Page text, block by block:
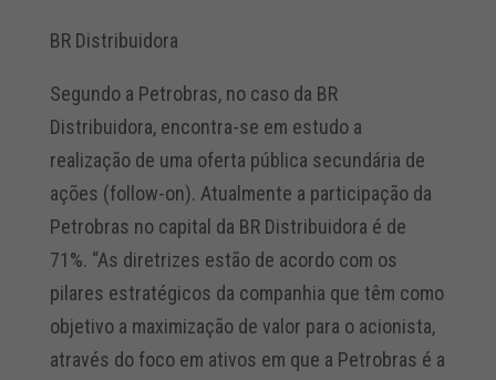
BR Distribuidora
Segundo a Petrobras, no caso da BR
Distribuidora, encontra-se em estudo a
realização de uma oferta pública secundária de
ações (follow-on). Atualmente a participação da
Petrobras no capital da BR Distribuidora é de
71%. “As diretrizes estão de acordo com os
pilares estratégicos da companhia que têm como
objetivo a maximização de valor para o acionista,
através do foco em ativos em que a Petrobras é a